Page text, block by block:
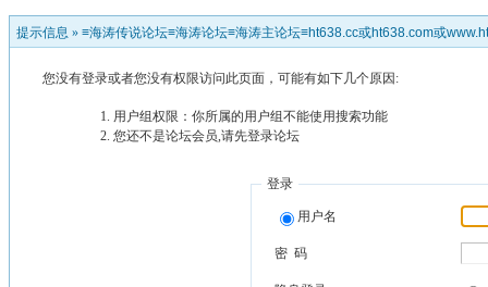
提示信息 » ≡海涛传说论坛≡海涛论坛≡海涛主论坛≡ht638.cc或ht638.com或
您没有登录或者您没有权限访问此页面，可能有如下几个原因:
用户组权限：你所属的用户组不能使用搜索功能
您还不是论坛会员,请先登录论坛
登录
用户名
密 码